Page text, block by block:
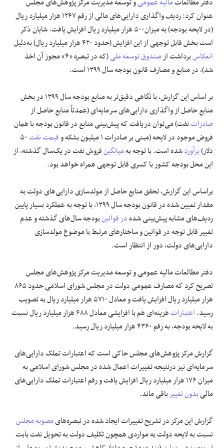
عنوان کرد: ردیف واگذاری دارایی‌های مالی از رقم ۱۲۴۷ هزار میلیارد ریال
(در لایحه بودجه) به میزان۵۰۰ هزار میلیارد ریال افزایش یافت. شایان ذکر
است بخش قابل توجهی از این افزایش (حدود ۴۲۰ هزار میلیارد ریال) به‌دلیل
انعکاسبرداشت ازصندوق توسعه ملی
(که در تبصره «۴» مجوز آن اخذ
شد)، در منابع و مصارف قانون بودجه سال ۱۳۹۹ است.
بر اساس این گزارش، با نگاهی دقیق‌تر به منابع بودجه سال ۱۳۹۹ در بخش
منابع حاصل از واگذاری دارایی‌های سرمایه‌ای (عمدتاً منابع حاصل از
صادراتنفت) می‌توان دریافت که پیش‌بینی منابع در قانون بودجه با همان
فروض موجود در لایحه (مبنی بر صادرات ۱ میلیون بشکه و
قیمت نفت۵۰
دلار)برآوردشده است. با توجه بهمیانگینفروش نفت در یک‌سال گذشته، از
این محل بودجه کشور با کسری قابل توجهی همراه خواهد بود.
براساس این گزارش، تحقق منابع حاصل از مولدسازی دارایی‌های دولت به
مقدار تعیین شده در قانون بودجه سال ۱۳۹۹، با توجه به عملکرد بسیار پایین
ردیف‌های مشابه پیش‌بینی شدهدر قوانینبودجه سال‌های گذشته و عدم
تغییر قابل توجه در قوانین و ساختار‌های مرتبط با موضوع مولدسازی
دارایی‌های دولت، دور از انتظار است.
دفتر مطالعات مالیه عمومی و توسعه مدیریت مرکز پژوهش‌های مجلس
تصریح کرد که مصارف عمومی دولت در مجلس شورای اسلامی حدود ۸۶۵
هزار میلیارد ریال افزایش یافت و معادل ۵۷۱۰ هزار میلیارد ریال به تصویب
رسید.اعتبارات
هزینه‌ای هم با افزایشی معادل ۶۸۸ هزار میلیارد ریال نسبت
به لایحه بودجه، به رقم ۴۳۶۰ هزار میلیارد ریال رسید.
گزارش مرکز پژوهش‌های مجلس حاکی است که اعتبارات تملک دارایی‌های
سرمایه‌ای نیز درنتیجه تغییرات اعمال شده در مجلس شورای اسلامی به
میزان ۱۷۶ هزار میلیارد ریال افزایش یافت و رقم اعتبارات تملک دارایی‌های
مالیبدون تغییرباقی ماند.
گزارش این مرکز در تشریح تغییرات ایجاد شده در تبصره‌هایمصوبه مجلس
نسبت به لایحه دولت به مواردی همچون تکلیف دولت به تحویل نفت بابت